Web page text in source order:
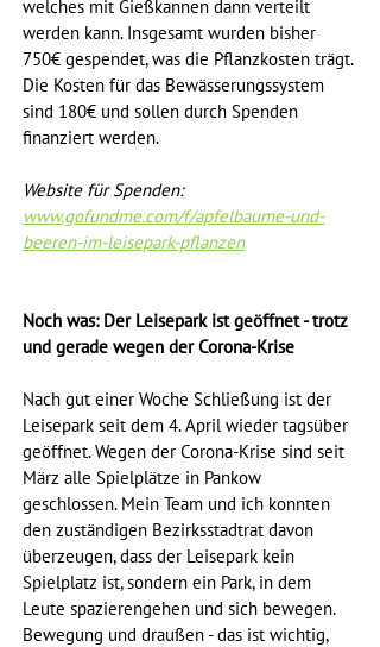
welches mit Gießkannen dann verteilt
werden kann. Insgesamt wurden bisher
750€ gespendet, was die Pflanzkosten trägt.
Die Kosten für das Bewässerungssystem
sind 180€ und sollen durch Spenden
finanziert werden.
Website für Spenden:
www.gofundme.com/f/apfelbaume-und-
beeren-im-leisepark-pflanzen
Noch was: Der Leisepark ist geöffnet - trotz
und gerade wegen der Corona-Krise
Nach gut einer Woche Schließung ist der
Leisepark seit dem 4. April wieder tagsüber
geöffnet. Wegen der Corona-Krise sind seit
März alle Spielplätze in Pankow
geschlossen. Mein Team und ich konnten
den zuständigen Bezirksstadtrat davon
überzeugen, dass der Leisepark kein
Spielplatz ist, sondern ein Park, in dem
Leute spazierengehen und sich bewegen.
Bewegung und draußen - das ist wichtig,